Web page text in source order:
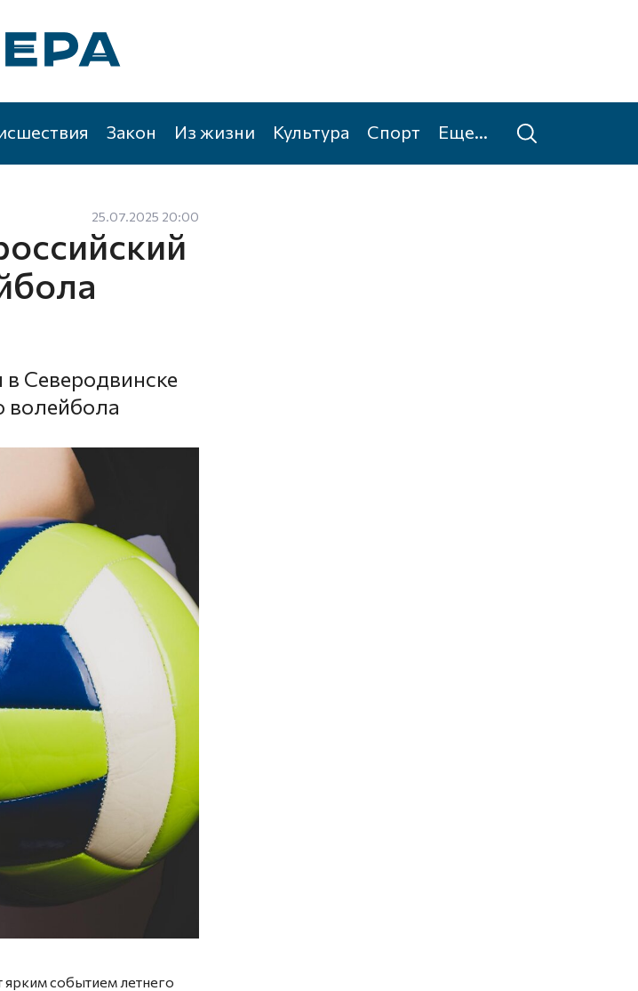
Закон Из жизни Культура Спорт Еще...
25.07.2025 20:00
Северодвинске
волейбола
ярким событием летнего